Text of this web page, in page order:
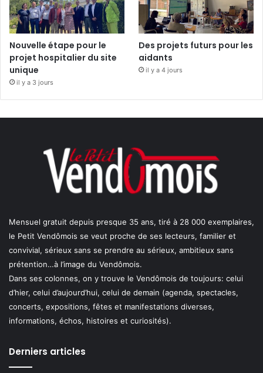
Nouvelle étape pour le
projet hospitalier du site
unique
il y a 3 jours
Des projets futurs pour les
aidants
il y a 4 jours
Mensuel gratuit depuis presque 35 ans, tiré à 28 000 exemplaires,
le Petit Vendômois se veut proche de ses lecteurs, familier et
convivial, sérieux sans se prendre au sérieux, ambitieux sans
prétention…à l’image du Vendômois.
Dans ses colonnes, on y trouve le Vendômois de toujours: celui
d’hier, celui d’aujourd’hui, celui de demain (agenda, spectacles,
concerts, expositions, fêtes et manifestations diverses,
informations, échos, histoires et curiosités).
Derniers articles